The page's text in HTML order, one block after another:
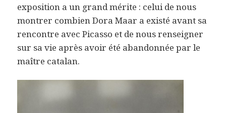
exposition a un grand mérite : celui de nous
montrer combien Dora Maar a existé avant sa
rencontre avec Picasso et de nous renseigner
sur sa vie après avoir été abandonnée par le
maître catalan.